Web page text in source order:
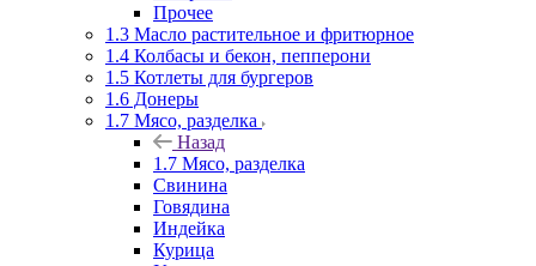
Прочее
1.3 Масло растительное и фритюрное
1.4 Колбасы и бекон, пепперони
1.5 Котлеты для бургеров
1.6 Донеры
1.7 Мясо, разделка
Назад
1.7 Мясо, разделка
Свинина
Говядина
Индейка
Курица